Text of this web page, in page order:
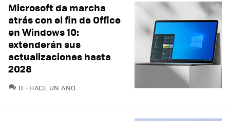
Microsoft da marcha
atrás con el fin de Office
en Windows 10:
extenderán sus
actualizaciones hasta
2028
0 COMENTARIOS
HACE UN AÑO